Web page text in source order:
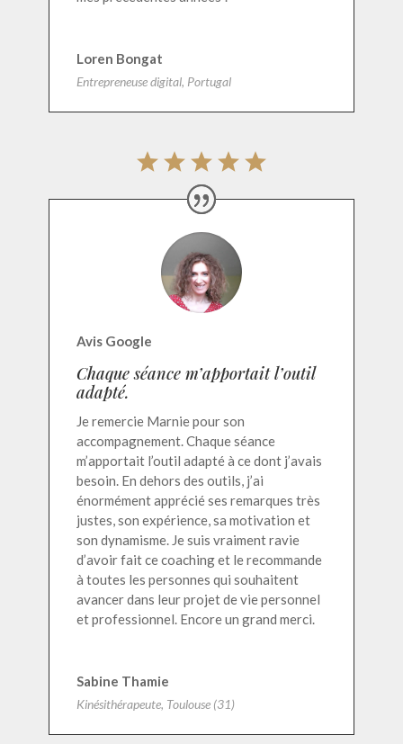
Loren Bongat
Entrepreneuse digital, Portugal
Avis Google
Chaque séance m’apportait l’outil
adapté.
Je remercie Marnie pour son
accompagnement. Chaque séance
m’apportait l’outil adapté à ce dont j’avais
besoin. En dehors des outils, j’ai
énormément apprécié ses remarques très
justes, son expérience, sa motivation et
son dynamisme. Je suis vraiment ravie
d’avoir fait ce coaching et le recommande
à toutes les personnes qui souhaitent
avancer dans leur projet de vie personnel
et professionnel. Encore un grand merci.
Sabine Thamie
Kinésithérapeute, Toulouse (31)